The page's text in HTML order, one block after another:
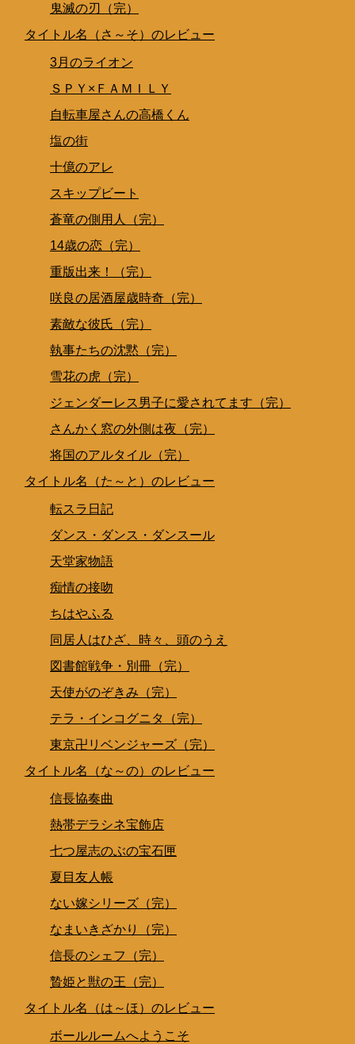
鬼滅の刃（完）
タイトル名（さ～そ）のレビュー
3月のライオン
ＳＰＹ×ＦＡＭＩＬＹ
自転車屋さんの高橋くん
塩の街
十億のアレ
スキップビート
蒼竜の側用人（完）
14歳の恋（完）
重版出来！（完）
咲良の居酒屋歳時奇（完）
素敵な彼氏（完）
執事たちの沈黙（完）
雪花の虎（完）
ジェンダーレス男子に愛されてます（完）
さんかく窓の外側は夜（完）
将国のアルタイル（完）
タイトル名（た～と）のレビュー
転スラ日記
ダンス・ダンス・ダンスール
天堂家物語
痴情の接吻
ちはやふる
同居人はひざ、時々、頭のうえ
図書館戦争・別冊（完）
天使がのぞきみ（完）
テラ・インコグニタ（完）
東京卍リベンジャーズ（完）
タイトル名（な～の）のレビュー
信長協奏曲
熱帯デラシネ宝飾店
七つ屋志のぶの宝石匣
夏目友人帳
ない嫁シリーズ（完）
なまいきざかり（完）
信長のシェフ（完）
贄姫と獣の王（完）
タイトル名（は～ほ）のレビュー
ボールルームへようこそ